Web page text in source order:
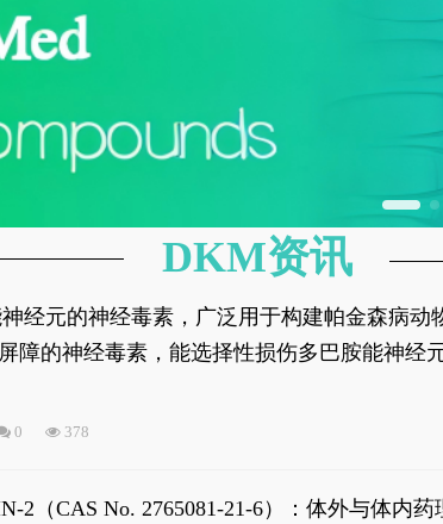
经元的神经毒素，广泛用于构建帕金森病
致密部多巴胺能神经元，从而可靠模拟帕
障的神经毒素，能选择性损伤多巴胺能神经
0 378
2（CAS No. 2765081-21-6）：体外与体内
DKM资讯